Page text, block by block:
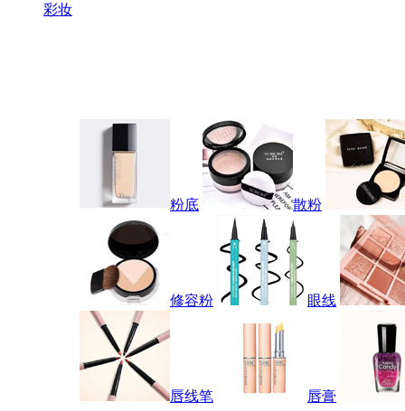
彩妆
粉底 散粉
修容粉 眼线
唇线笔 唇膏